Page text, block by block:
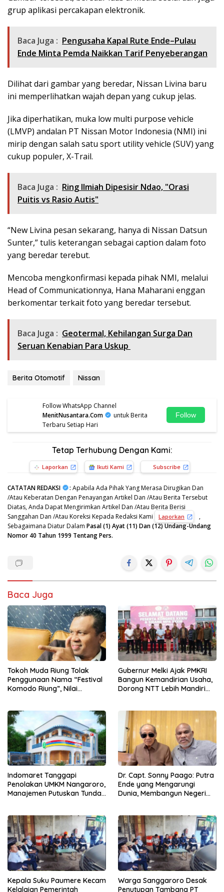
grup aplikasi percakapan elektronik.
Baca Juga : Pengusaha Kapal Rute Ende–Pulau
Ende Minta Pemda Naikkan Tarif Penyeberangan
Dilihat dari gambar yang beredar, Nissan Livina baru
ini memperlihatkan wajah depan yang cukup jelas.
Jika diperhatikan, muka low multi purpose vehicle
(LMVP) andalan PT Nissan Motor Indonesia (NMI) ini
mirip dengan salah satu sport utility vehicle (SUV) yang
cukup populer, X-Trail.
Baca Juga : Ring Ilmiah Dipesisir Ndao, "Orasi
Puitis vs Rasio Autis"
“New Livina pesan sekarang, hanya di Nissan Datsun
Sunter,” tulis keterangan sebagai caption dalam foto
yang beredar terebut.
Mencoba mengkonfirmasi kepada pihak NMI, melalui
Head of Communicationnya, Hana Maharani enggan
berkomentar terkait foto yang beredar tersebut.
Baca Juga : Geotermal, Kehilangan Surga Dan
Seruan Kenabian Para Uskup
Berita Otomotif Nissan
Follow WhatsApp Channel
MenitNusantara.Com
untuk Berita
Terbaru Setiap Hari
Follow
Tetap Terhubung Dengan Kami:
Laporkan Ikuti Kami Subscribe
CATATAN REDAKSI : Apabila Ada Pihak Yang Merasa Dirugikan Dan
/Atau Keberatan Dengan Penayangan Artikel Dan /Atau Berita Tersebut
Diatas, Anda Dapat Mengirimkan Artikel Dan /Atau Berita Berisi
Sanggahan Dan /Atau Koreksi Kepada Redaksi Kami
Laporkan
,
Sebagaimana Diatur Dalam Pasal (1) Ayat (11) Dan (12) Undang-Undang
Nomor 40 Tahun 1999 Tentang Pers.
Baca Juga
Tokoh Muda Riung Tolak
Penggunaan Nama “Festival
Komodo Riung”, Nilai
Gubernur Melki Ajak PMKRI
Bangun Kemandirian Usaha,
Dorong NTT Lebih Mandiri
Indomaret Tanggapi
Penolakan UMKM Nangaroro,
Manajemen Putuskan Tunda
Dr. Capt. Sonny Paago: Putra
Ende yang Mengarungi
Dunia, Membangun Negeri
Kepala Suku Paumere Kecam
Kelalaian Pemerintah
Warga Sanggaroro Desak
Penutupan Tambang PT